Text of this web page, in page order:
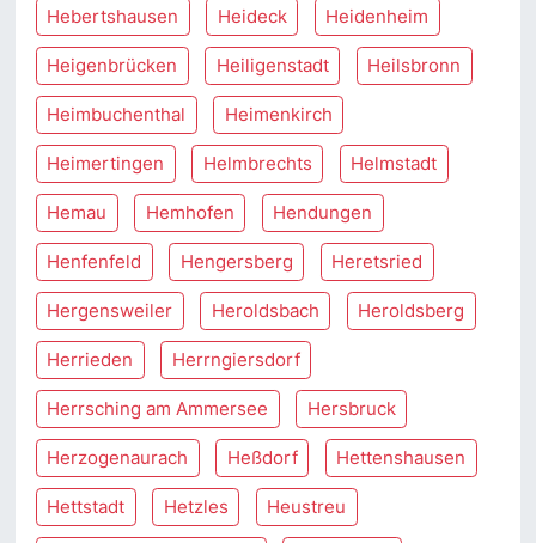
Hebertshausen Heideck Heidenheim
Heigenbrücken Heiligenstadt Heilsbronn
Heimbuchenthal Heimenkirch
Heimertingen Helmbrechts Helmstadt
Hemau Hemhofen Hendungen
Henfenfeld Hengersberg Heretsried
Hergensweiler Heroldsbach Heroldsberg
Herrieden Herrngiersdorf
Herrsching am Ammersee Hersbruck
Herzogenaurach Heßdorf Hettenshausen
Hettstadt Hetzles Heustreu